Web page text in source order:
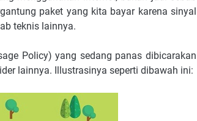
paket yang kita bayar karena sinyal
teknis lainnya.
Policy) yang sedang panas dibicarakan
lainnya. Illustrasinya seperti dibawah ini: